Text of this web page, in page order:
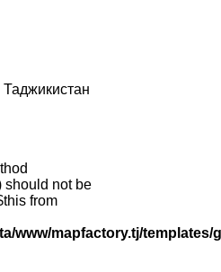
should not be
from
www/mapfactory.tj/